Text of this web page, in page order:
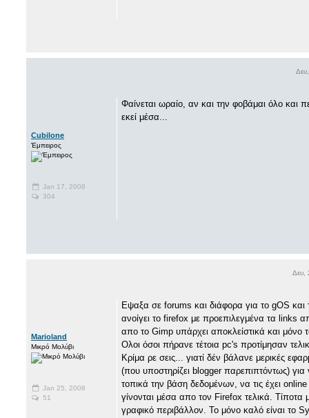
Cubilone
Έμπειρος
Jan 17, 2008
304
Φαίνεται ωραίο, αν και την φοβάμαι όλο και
εκεί μέσα...
Δευ,
Marioland
Μικρό Μολύβι
Jan 25, 2008
51
Εψαξα σε forums και διάφορα για το gOS
ανοίγει το firefox με προεπιλεγμένα τα links
απο το Gimp υπάρχει αποκλείστικά και
Ολοι όσοι πήρανε τέτοια pc's προτίμησαν
Κρίμα ρε σεις... γιατί δέν βάλανε μερικές
(που υποστηρίζει blogger παρεπιπτόντως) για
τοπικά την βάση δεδομένων, να τις έχει
γίνονται μέσα απο τον Firefox τελικά.
γραφικό περιβάλλον. Το μόνο καλό είναι το